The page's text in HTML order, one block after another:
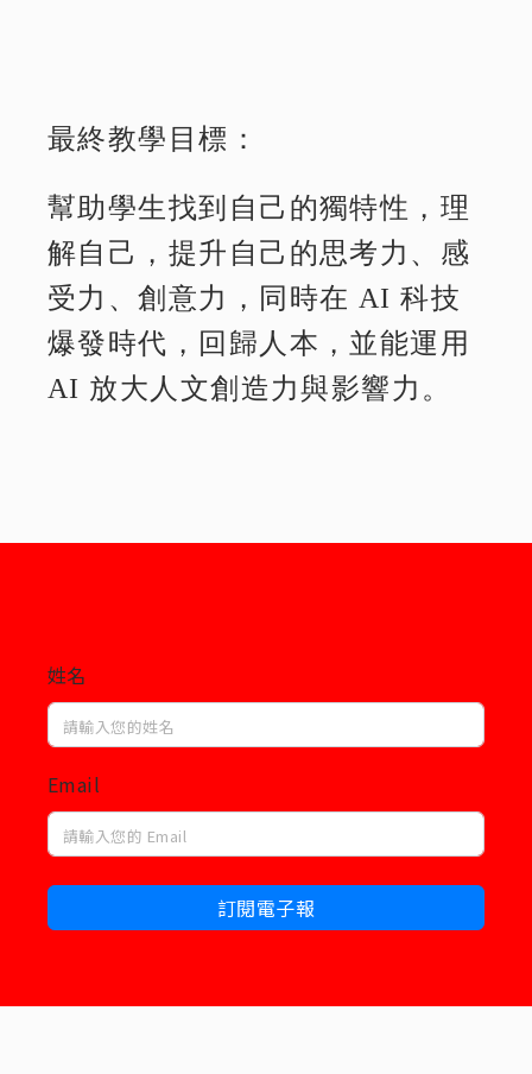
最終教學目標：
幫助學生找到自己的獨特性，理
解自己，提升自己的思考力、感
受力、創意力，同時在 AI 科技
爆發時代，回歸人本，並能運用
AI 放大人文創造力與影響力。
姓名
Email
訂閱電子報